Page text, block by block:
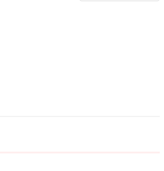
ーの養成をしている。「中田馨 和の離乳食レ